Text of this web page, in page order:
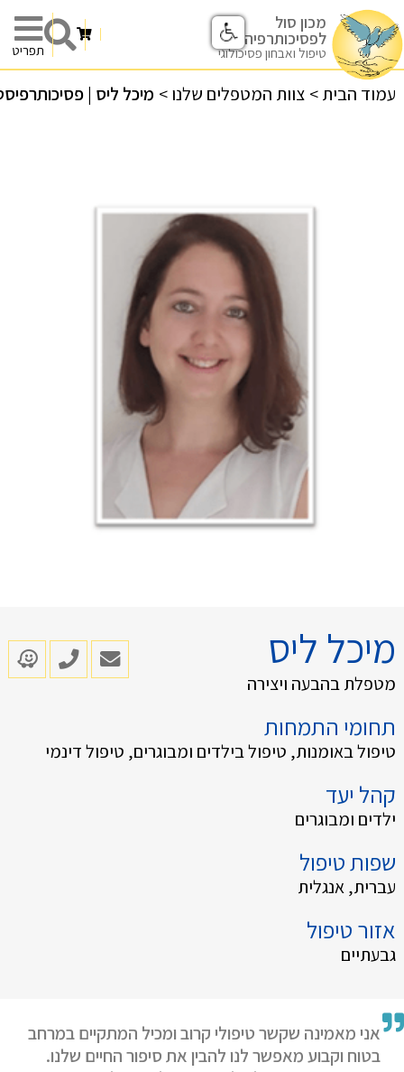
מכון סול
לפסיכותרפיה
טיפול ואבחון פסיכולוגי תפריט
מיכל ליס | > צוות המטפלים שלנו > עמוד הבית
מיכל ליס
מטפלת בהבעה ויצירה
תחומי התמחות
טיפול באומנות, טיפול בילדים ומבוגרים, טיפול דינמי
קהל יעד
ילדים ומבוגרים
שפות טיפול
עברית, אנגלית
אזור טיפול
גבעתיים
אני מאמינה שקשר טיפולי קרוב ומכיל המתקיים במרחב
בטוח וקבוע מאפשר לנו להבין את סיפור החיים שלנו.